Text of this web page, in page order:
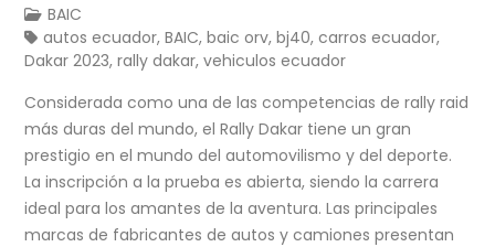
BAIC
autos ecuador,BAIC,baic orv,bj40,carros ecuador,
Dakar 2023,rally dakar,vehiculos ecuador
Considerada como una de las competencias de rally raid
más duras del mundo, el Rally Dakar tiene un gran
prestigio en el mundo del automovilismo y del deporte.
La inscripción a la prueba es abierta, siendo la carrera
ideal para los amantes de la aventura. Las principales
marcas de fabricantes de autos y camiones presentan